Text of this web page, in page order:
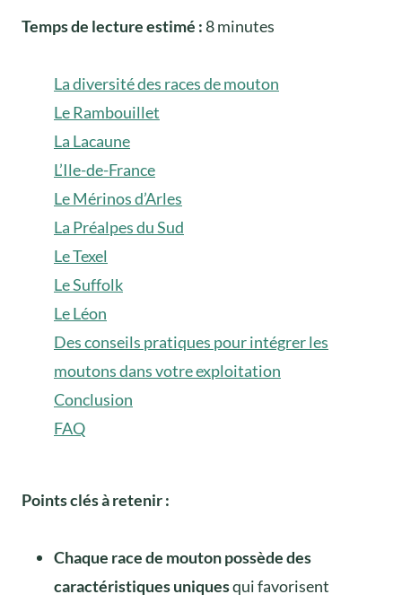
Temps de lecture estimé : 8 minutes
La diversité des races de mouton
Le Rambouillet
La Lacaune
L’Ile-de-France
Le Mérinos d’Arles
La Préalpes du Sud
Le Texel
Le Suffolk
Le Léon
Des conseils pratiques pour intégrer les
moutons dans votre exploitation
Conclusion
FAQ
Points clés à retenir :
Chaque race de mouton possède des
caractéristiques uniquesqui favorisent